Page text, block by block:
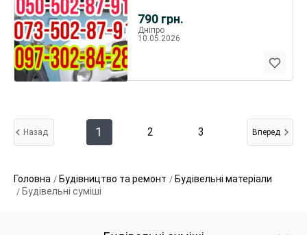
790 грн.
Дніпро
10.05.2026
Назад 1 2 3 Вперед
Головна Будівництво та ремонт
Будівельні матеріали
Будівельні суміші